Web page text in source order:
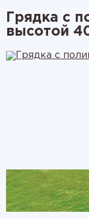
Грядка с
высотой
1 2